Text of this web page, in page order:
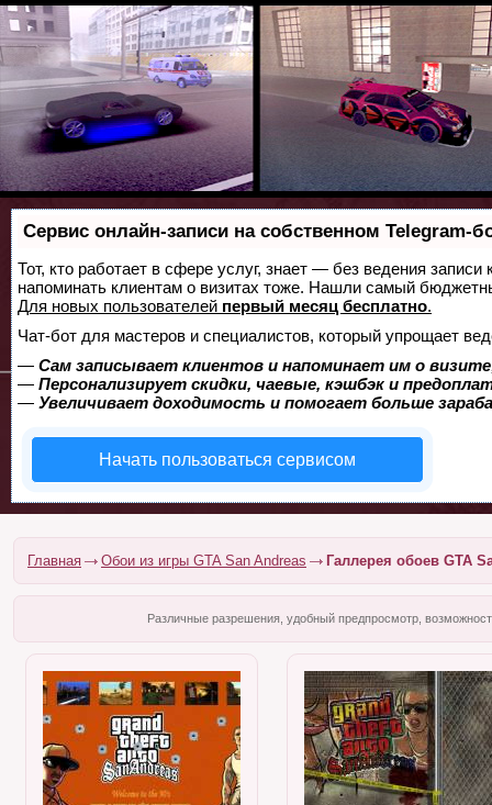
Сервис онлайн-записи на собственном Telegram-
Тот, кто работает в сфере услуг, знает — без ведения
напоминать клиентам о визитах тоже. Нашли самый
Для новых пользователей первый месяц бесплатно.
Чат-бот для мастеров и специалистов, который упрощает
— Сам записывает клиентов и напоминает им о
— Персонализирует скидки, чаевые, кэшбэк и
— Увеличивает доходимость и помогает больше
Начать пользоваться сервисом
Главная Обои из игры GTA San Andreas Галлерея обоев GTA
Различные разрешения, удобный предпросмотр,